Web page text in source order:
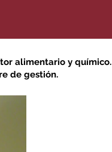
alimentario y químico.
de gestión.